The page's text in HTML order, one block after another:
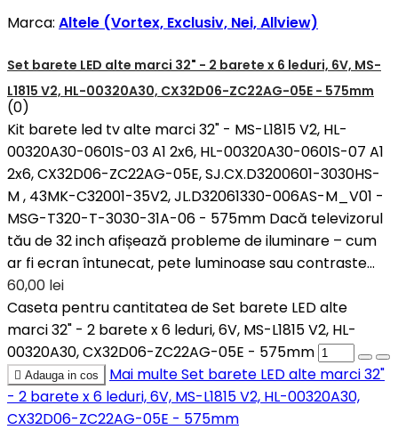
Marca: Altele (Vortex, Exclusiv, Nei, Allview)
Set barete LED alte marci 32" - 2 barete x 6 leduri, 6V, MS-
L1815 V2, HL-00320A30, CX32D06-ZC22AG-05E - 575mm
(0)
Kit barete led tv alte marci 32" - MS-L1815 V2, HL-
00320A30-0601S-03 A1 2x6, HL-00320A30-0601S-07 A1
2x6, CX32D06-ZC22AG-05E, SJ.CX.D3200601-3030HS-
M , 43MK-C32001-35V2, JL.D32061330-006AS-M_V01 -
MSG-T320-T-3030-31A-06 - 575mm Dacă televizorul
tău de 32 inch afișează probleme de iluminare – cum
ar fi ecran întunecat, pete luminoase sau contraste...
60,00 lei
Caseta pentru cantitatea de Set barete LED alte
marci 32" - 2 barete x 6 leduri, 6V, MS-L1815 V2, HL-
00320A30, CX32D06-ZC22AG-05E - 575mm
 Adauga in cos Mai multeSet barete LED alte marci 32"
- 2 barete x 6 leduri, 6V, MS-L1815 V2, HL-00320A30,
CX32D06-ZC22AG-05E - 575mm